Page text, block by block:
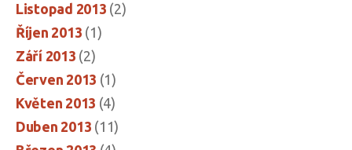
Listopad 2013 (2)
Říjen 2013 (1)
Září 2013 (2)
Červen 2013 (1)
Květen 2013 (4)
Duben 2013 (11)